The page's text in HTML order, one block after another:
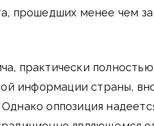
прошедших менее чем за
практически полностью
информации страны,
оппозиция